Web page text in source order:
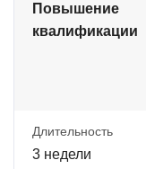
Повышение
квалификации
Длительность
3 недели